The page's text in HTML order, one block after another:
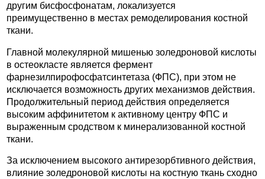
другим бисфосфонатам, локализуется
преимущественно в местах ремоделирования костной
ткани.
Главной молекулярной мишенью золедроновой кислоты
в остеокласте является фермент
фарнезилпирофосфатсинтетаза (ФПС), при этом не
исключается возможность других механизмов действия.
Продолжительный период действия определяется
высоким аффинитетом к активному центру ФПС и
выраженным сродством к минерализованной костной
ткани.
За исключением высокого антирезорбтивного действия,
влияние золедроновой кислоты на костную ткань сходно